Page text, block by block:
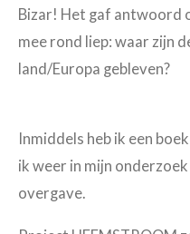
Bizar! Het gaf antwoord
mee rond liep: waar zijn
land/Europa gebleven?
Inmiddels heb ik een
ik weer in mijn
overgave.